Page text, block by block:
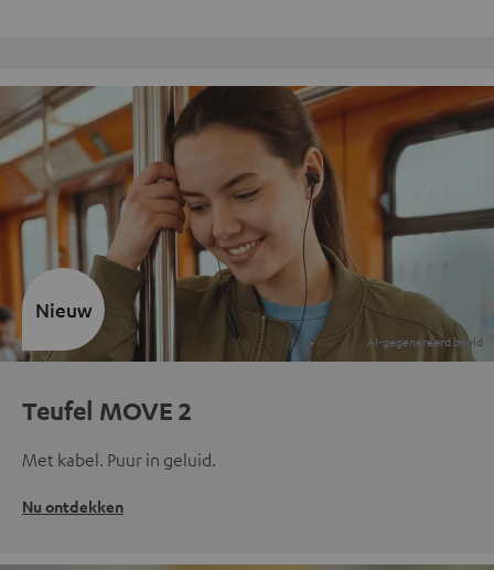
Teufel MOVE 2
Met kabel. Puur in geluid.
Nu ontdekken
Nieuw